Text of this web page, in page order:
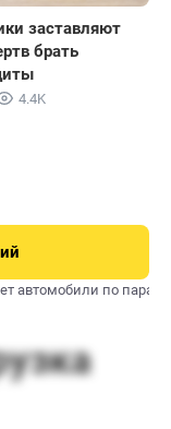
заставляют
брать
4.4K
автомобили по